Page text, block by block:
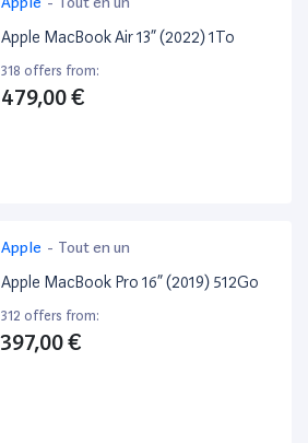
Apple MacBook Air 13” (2022) 1To
318 offers from:
479,00 €
Apple - Tout en un
Apple MacBook Pro 16” (2019) 512Go
312 offers from:
397,00 €